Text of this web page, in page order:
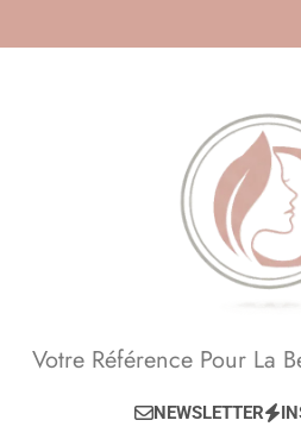
Beauté,
Anti-
Votre Référence Pour La
NEWSLETTER